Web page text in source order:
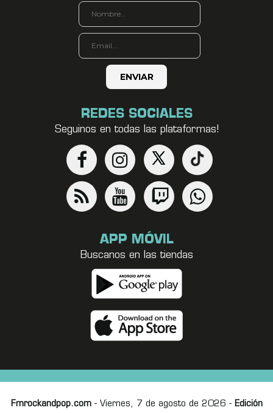
REDES SOCIALES
Seguinos en todas las plataformas!
APP MÓVIL
Buscanos en las tiendas
Fmrockandpop.com- Viernes, 7 de agosto de 2026 - Edición